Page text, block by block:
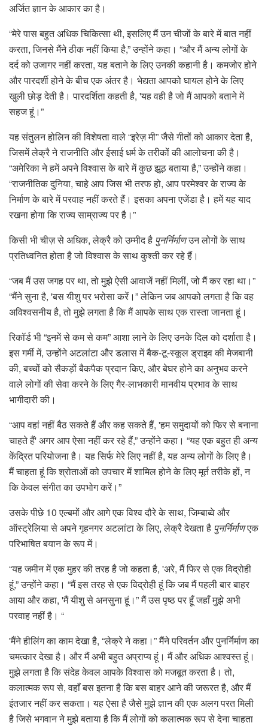
अर्जित ज्ञान के आकार का है।
“मेरे पास बहुत अधिक चिकित्सा थी, इसलिए मैं उन चीजों के बारे में बात नहीं
करता, जिनसे मैंने ठीक नहीं किया है,” उन्होंने कहा। “और मैं अन्य लोगों के
दर्द को उजागर नहीं करता, यह बताने के लिए उनकी कहानी है। कमजोर होने
और पारदर्शी होने के बीच एक अंतर है। भेद्यता आपको घायल होने के लिए
खुली छोड़ देती है। पारदर्शिता कहती है, 'यह वही है जो मैं आपको बताने में
सहज हूं।”
यह संतुलन होलिन की विशेषता वाले “इरेज़ मी” जैसे गीतों को आकार देता है,
जिसमें लेक्रै ने राजनीति और ईसाई धर्म के तरीकों की आलोचना की है।
“अमेरिका ने हमें अपने विश्वास के बारे में कुछ झूठ बताया है,” उन्होंने कहा।
“राजनीतिक दुनिया, चाहे आप जिस भी तरफ हो, आप परमेश्वर के राज्य के
निर्माण के बारे में परवाह नहीं करते हैं। इसका अपना एजेंडा है। हमें यह याद
रखना होगा कि राज्य साम्राज्य पर है।”
किसी भी चीज़ से अधिक, लेक्रै को उम्मीद है पुनर्निर्माणउन लोगों के साथ
प्रतिध्वनित होता है जो विश्वास के साथ कुश्ती कर रहे हैं।
“जब मैं उस जगह पर था, तो मुझे ऐसी आवाजें नहीं मिलीं, जो मैं कर रहा था।”
“मैंने सुना है, 'बस यीशु पर भरोसा करें।” लेकिन जब आपको लगता है कि वह
अविश्वसनीय है, तो मुझे लगता है कि मैं आपके साथ एक रास्ता जानता हूं।
रिकॉर्ड भी “इनमें से कम से कम” आशा लाने के लिए उनके दिल को दर्शाता है।
इस गर्मी में, उन्होंने अटलांटा और डलास में बैक-टू-स्कूल ड्राइव की मेजबानी
की, बच्चों को सैकड़ों बैकपैक प्रदान किए, और बेघर होने का अनुभव करने
वाले लोगों की सेवा करने के लिए गैर-लाभकारी मानवीय प्रभाव के साथ
भागीदारी की।
“आप वहां नहीं बैठ सकते हैं और कह सकते हैं, 'हम समुदायों को फिर से बनाना
चाहते हैं' अगर आप ऐसा नहीं कर रहे हैं,” उन्होंने कहा। “यह एक बहुत ही अन्य
केंद्रित परियोजना है। यह सिर्फ मेरे लिए नहीं है, यह अन्य लोगों के लिए है।
मैं चाहता हूं कि श्रोताओं को उपचार में शामिल होने के लिए मूर्त तरीके हों, न
कि केवल संगीत का उपभोग करें।”
उसके पीछे 10 एल्बमों और आगे एक विश्व दौरे के साथ, जिम्बाब्वे और
ऑस्ट्रेलिया से अपने गृहनगर अटलांटा के लिए, लेक्रै देखता है पुनर्निर्माणएक
परिभाषित बयान के रूप में।
“यह जमीन में एक मुहर की तरह है जो कहता है, 'अरे, मैं फिर से एक विद्रोही
हूं,” उन्होंने कहा। “मैं इस तरह से एक विद्रोही हूं कि जब मैं पहली बार बाहर
आया और कहा, 'मैं यीशु से अनसुना हूं।” मैं उस पृष्ठ पर हूँ जहाँ मुझे अभी
परवाह नहीं है। “
'मैंने हीलिंग का काम देखा है, “लेक्रे ने कहा।” मैंने परिवर्तन और पुनर्निर्माण का
चमत्कार देखा है। और मैं अभी बहुत अप्राप्य हूं। मैं और अधिक आश्वस्त हूं।
मुझे लगता है कि संदेह केवल आपके विश्वास को मजबूत करता है। तो,
कलात्मक रूप से, वहाँ बस इतना है कि बस बाहर आने की जरूरत है, और मैं
इंतजार नहीं कर सकता। यह ऐसा है जैसे मुझे ज्ञान की एक अलग परत मिली
है जिसे भगवान ने मुझे बताया है कि मैं लोगों को कलात्मक रूप से देना चाहता